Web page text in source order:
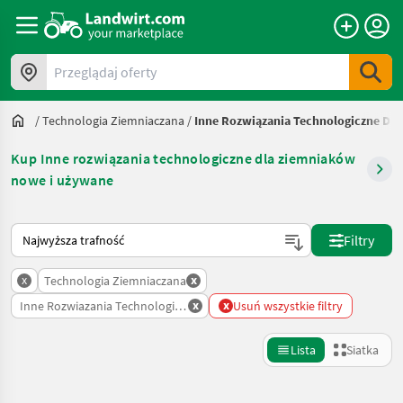
Przeglądaj oferty
/Technologia Ziemniaczana / Inne Rozwiązania Technologiczne
Kup Inne rozwiązania technologiczne dla ziemniaków
nowe i używane
Tak sortuje się na Landwirt.com
Filtry
x Technologia Ziemniaczana x
Inne Rozwiazania Technologiczne Dla Ziemniakow
x x Usuń wszystkie filtry
Lista Siatka